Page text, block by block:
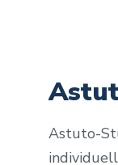
Astuto-